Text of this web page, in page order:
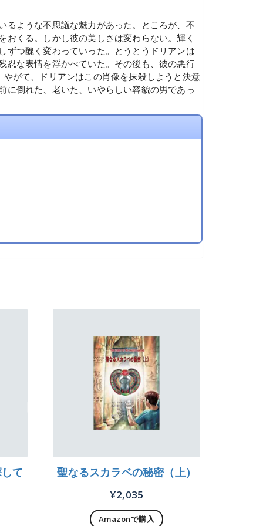
るような不思議な魅力があった。ところが、不
くる。しかし彼の美しさは変わらない。輝く
ずつ醜く変わっていった。とうとうドリアンは
忍な表情を浮かべていた。その後も、彼の悪行
がて、ドリアンはこの肖像を抹殺しようと決意
に倒れた、老いた、いやらしい容貌の男であっ
て
聖なるスカラベの秘密（上）
¥2,035
Amazonで購入